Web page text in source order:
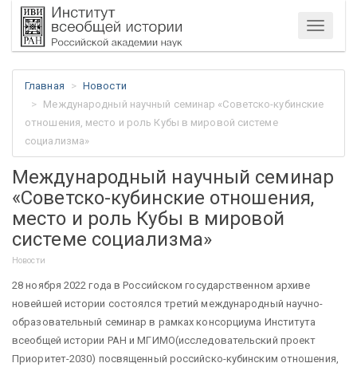
Меню
Главная
Новости
Международный научный семинар «Советско-кубинские
отношения, место и роль Кубы в мировой системе
социализма»
Международный научный семинар
«Советско-кубинские отношения,
место и роль Кубы в мировой
системе социализма»
Новости
28 ноября 2022 года в Российском государственном архиве
новейшей истории состоялся третий международный научно-
образовательный семинар в рамках консорциума Института
всеобщей истории РАН и МГИМО(исследовательский проект
Приоритет-2030) посвященный российско-кубинским отношения,